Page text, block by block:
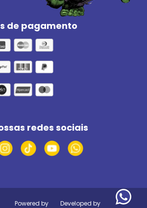
de pagamento
redes sociais
Powered by Developed by